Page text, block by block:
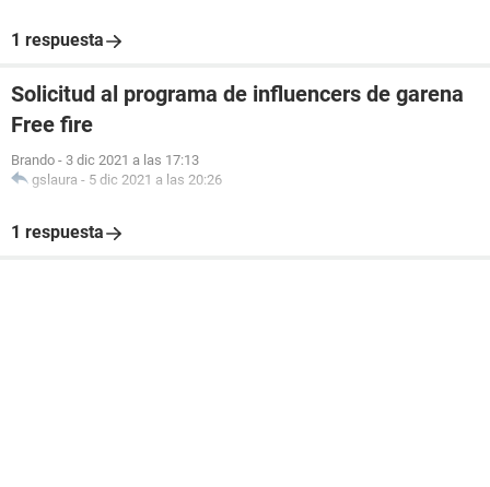
1 respuesta
Solicitud al programa de influencers de garena
Free fire
Brando - 3 dic 2021 a las 17:13
gslaura - 5 dic 2021 a las 20:26
1 respuesta